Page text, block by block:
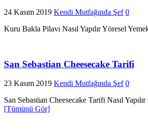
24 Kasım 2019 Kendi Mutfağında Şef 0
Kuru Bakla Pilavı Nasıl Yapılır Yöresel
San Sebastian Cheesecake Tarifi
23 Kasım 2019 Kendi Mutfağında Şef 0
San Sebastian Cheesecake Tarifi Nasıl
[Tümünü Gör]